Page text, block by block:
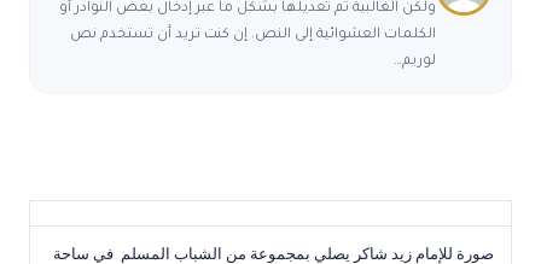
ولكن الغالبية تم تعديلها بشكل ما عبر إدخال بعض النوادر أو
الكلمات العشوائية إلى النص. إن كنت تريد أن تستخدم نص
لوريم…
صورة للإمام زيد شاكر يصلي بمجموعة من الشباب المسلم في ساحة